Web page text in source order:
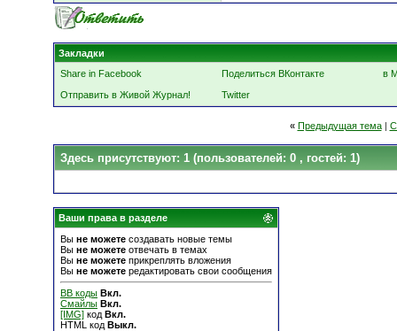
Закладки
Share in Facebook
Поделиться ВКонтакте
в
Отправить в Живой Журнал!
Twitter
« Предыдущая тема|
Здесь присутствуют: 1 (пользователей: 0 , гостей: 1)
Ваши права в разделе
Вы не можете создавать новые темы
Вы не можете отвечать в темах
Вы не можете прикреплять вложения
Вы не можете редактировать свои сообщения
BB коды Вкл.
Смайлы Вкл.
[IMG] код Вкл.
HTML код Выкл.